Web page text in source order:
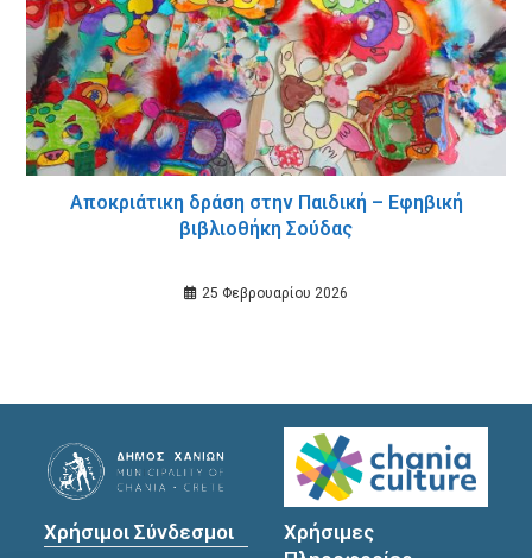
Αποκριάτικη δράση στην Παιδική – Εφηβική
βιβλιοθήκη Σούδας
25 Φεβρουαρίου 2026
Χρήσιμοι Σύνδεσμοι
Χρήσιμες